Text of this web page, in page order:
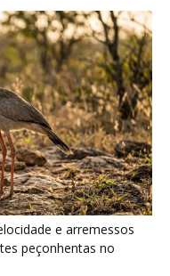
e arremessos
peçonhentas no